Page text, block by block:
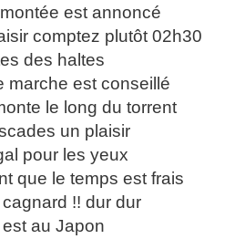
est annoncé
comptez plutôt 02h30
des haltes
marche est conseillé
le long du torrent
un plaisir
pour les yeux
que le temps est frais
!! dur dur
au Japon